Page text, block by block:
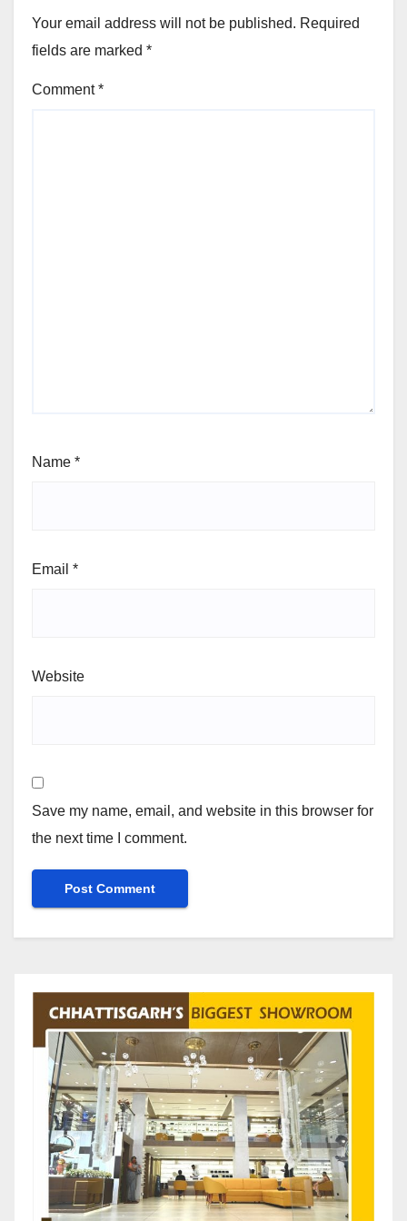
Your email address will not be published. Required
fields are marked *
Comment*
Name *
Email *
Website
Save my name, email, and website in this browser for
the next time I comment.